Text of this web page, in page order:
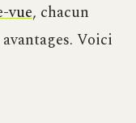
vue, chacun
Voici